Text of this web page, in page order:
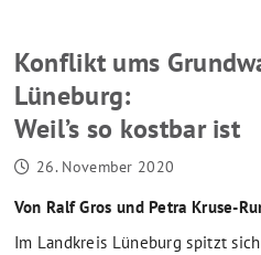
Konflikt ums
Lüneburg:
Weil’s so kostbar ist
26. November 2020
Von Ralf Gros und Petra Kruse-
Im Landkreis Lüneburg spitzt